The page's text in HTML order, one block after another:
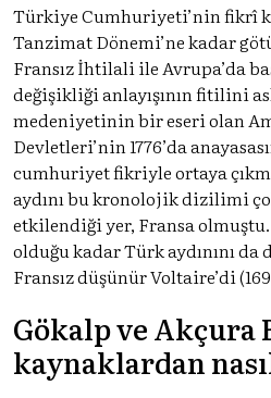
Türkiye Cumhuriyeti’nin fikrî
Tanzimat Dönemi’ne kadar
Fransız İhtilali ile Avrupa’da
değişikliği anlayışının fitilini
medeniyetinin bir eseri olan
Devletleri’nin 1776’da
cumhuriyet fikriyle ortaya
aydını bu kronolojik dizilimi
etkilendiği yer, Fransa
olduğu kadar Türk aydınını
Fransız düşünür Voltaire’di
Gökalp ve Akçura
kaynaklardan